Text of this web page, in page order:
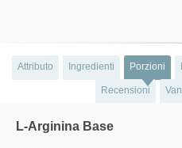
Attributo Ingredienti Porzioni
Recensioni
L-Arginina Base